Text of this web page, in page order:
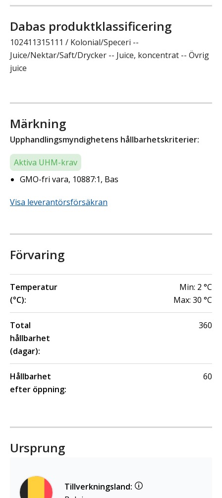
Dabas produktklassificering
102411315111 / Kolonial/Speceri --
Juice/Nektar/Saft/Drycker -- Juice, koncentrat -- Övrig
juice
Märkning
Upphandlingsmyndighetens hållbarhetskriterier:
Aktiva UHM-krav
GMO-fri vara, 10887:1, Bas
Visa leverantörsförsäkran
Förvaring
Temperatur
(°C):
Min: 2 °C
Max: 30 °C
Total
hållbarhet
(dagar):
360
Hållbarhet
efter öppning:
60
Ursprung
Tillverkningsland: